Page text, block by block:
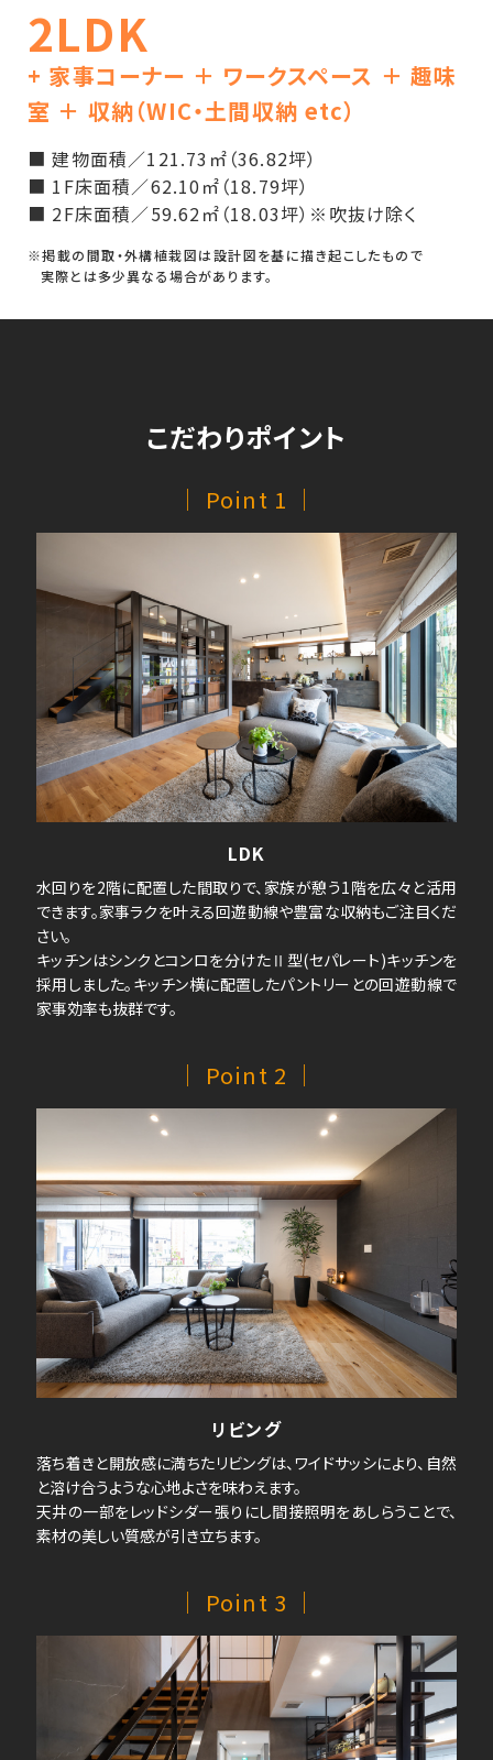
2LDK
+ 家事コーナー ＋ ワークスペース ＋ 趣味
室 ＋ 収納（WIC・土間収納 etc）
■ 建物面積／121.73㎡（36.82坪）
■ 1F床面積／62.10㎡（18.79坪）
■ 2F床面積／59.62㎡（18.03坪） ※吹抜け除く
※掲載の間取・外構植栽図は設計図を基に描き起こしたもので
実際とは多少異なる場合があります。
こだわりポイント
｜ Point 1 ｜
LDK
水回りを2階に配置した間取りで、家族が憩う1階を広々と活用
できます。家事ラクを叶える回遊動線や豊富な収納もご注目くだ
さい。
キッチンはシンクとコンロを分けたⅡ型(セパレート)キッチンを
採用しました。キッチン横に配置したパントリーとの回遊動線で
家事効率も抜群です。
｜ Point 2 ｜
リビング
落ち着きと開放感に満ちたリビングは、ワイドサッシにより、自然
と溶け合うような心地よさを味わえます。
天井の一部をレッドシダー張りにし間接照明をあしらうことで、
素材の美しい質感が引き立ちます。
｜ Point 3 ｜